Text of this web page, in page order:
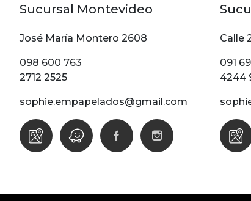
Sucursal Montevideo
José María Montero 2608
098 600 763
2712 2525
sophie.empapelados@gmail.com
Calle
091
4244